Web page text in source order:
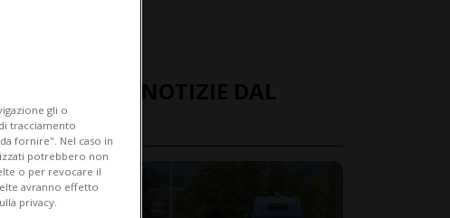
ULTIME NOTIZIE DAL
MONDO
gli o
tracciamento
fornire". Nel caso in
potrebbero non
o per revocare il
avranno effetto
privacy.